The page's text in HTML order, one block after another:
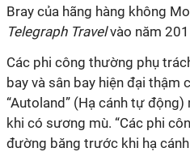
Bray của hãng hàng không
Telegraph Travelvào năm
Các phi công thường phụ
bay và sân bay hiện đại thậm
“Autoland” (Hạ cánh tự
khi có sương mù. “Các phi
đường băng trước khi hạ